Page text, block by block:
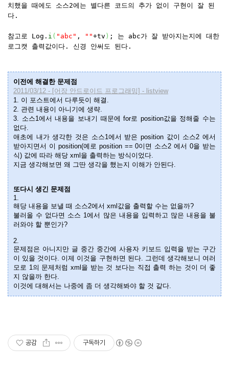
치했을 때에도 소스2에는 별다른 코드의 추가 없이 구현이 잘 된
다.
참고로 Log. i ( "abc" , ""+tv ) ; 는 abc가 잘 받아지는지에 대한
로그캣 출력값이다. 신경 안써도 된다.
이전에 해결한 문제점
2011/03/12 - [어장 안드로이드 프로그래밍] - listview
1. 이 포스트에서 다루듯이 해결.
2. 관련 내용이 아니기에 생략.
3. 소스1에서 내용을 보내기 때문에 for로 position값을 정해줄 수는
없다.
애초에 내가 생각한 것은 소스1에서 받은 position 값이 소스2 에서
받아지면서 이 position(예로 position == 0이면 소스2 에서 0을 받는
식) 값에 따라 해당 xml을 출력하는 방식이었다.
지금 생각해보면 왜 그딴 생각을 했는지 이해가 안된다.
또다시 생긴 문제점
1.
해당 내용을 보낼 때 소스2에서 xml값을 출력할 수는 없을까?
불러올 수 없다면 소스 1에서 많은 내용을 입력하고 많은 내용을 불
러와야 할 뿐인가?
2.
문제점은 아니지만 글 중간 중간에 사용자 키보드 입력을 받는 구간
이 있을 것이다. 이제 이것을 구현하면 된다. 그런데 생각해보니 여러
모로 1의 문제처럼 xml을 받는 것 보다는 직접 출력 하는 것이 더 좋
지 않을까 한다.
이것에 대해서는 나중에 좀 더 생각해봐야 할 것 같다.
공감 구독하기